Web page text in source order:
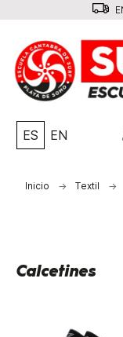
ES EN
Inicio Textil
Calcetines